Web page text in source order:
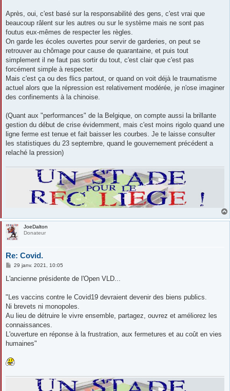
Après, oui, c'est basé sur la responsabilité des gens, c'est vrai que
beaucoup râlent sur les autres ou sur le système mais ne sont pas
foutus eux-mêmes de respecter les règles.
On garde les écoles ouvertes pour servir de garderies, on peut se
retrouver au chômage pour cause de quarantaine, et puis tout
simplement il ne faut pas sortir du tout, c'est clair que c'est pas
forcément simple à respecter.
Mais c'est ça ou des flics partout, or quand on voit déjà le traumatisme
actuel alors que la répression est relativement modérée, je n'ose imaginer
des confinements à la chinoise.
(Quant aux "performances" de la Belgique, on compte aussi la brillante
gestion du début de crise évidemment, mais c'est moins rigolo quand une
ligne ferme est tenue et fait baisser les courbes. Je te laisse consulter
les statistiques du 23 septembre, quand le gouvernement précédent a
relaché la pression)
JoeDalton
Donateur
Re: Covid.
M
s
g
29 janv. 2021, 10:05
L'ancienne présidente de l'Open VLD...
"Les vaccins contre le Covid19 devraient devenir des biens publics.
Ni brevets ni monopoles.
Au lieu de détruire le vivre ensemble, partagez, ouvrez et améliorez les
connaissances.
L'ouverture en réponse à la frustration, aux fermetures et au coût en vies
humaines"